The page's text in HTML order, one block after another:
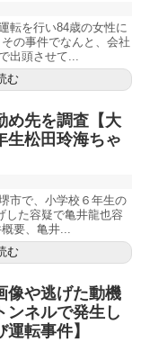
転を行い84歳の女性に
の事件でなんと、会社
出頭させて...
む
め先を調査【大
生松田玲海ちゃ
市で、小学校６年生の
した容疑で亀井龍也容
要、亀井...
む
像や逃げた動機
ンネルで発生し
転事件】